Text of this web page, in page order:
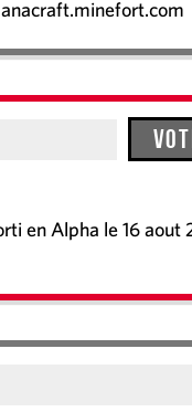
en Alpha le 16 aout